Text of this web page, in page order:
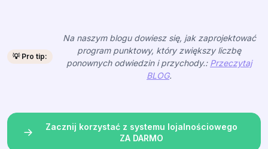
💡 Pro tip:
Na naszym blogu dowiesz się, jak zaprojektować
program punktowy, który zwiększy liczbę
ponownych odwiedzin i przychody.: Przeczytaj
BLOG.
Zacznij korzystać z systemu lojalnościowego
ZA DARMO